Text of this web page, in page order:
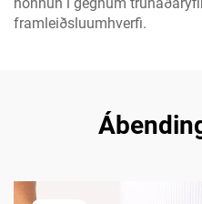
framleiðsluumhverfi.